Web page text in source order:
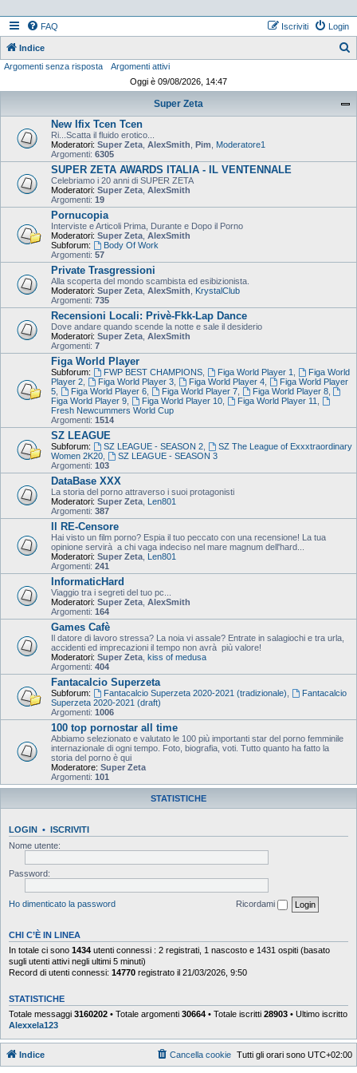
FAQ Login
Iscriviti
Indice
Argomenti senza risposta
Argomenti attivi
Oggi è 09/08/2026, 14:47
Super Zeta
New Ifix Tcen Tcen
Ri...Scatta il fluido erotico...
Moderatori: Super Zeta AlexSmith Pim
Moderatore1
Argomenti: 6305
SUPER ZETA AWARDS ITALIA - IL VENTENNALE
Celebriamo i 20 anni di SUPER ZETA
Moderatori: Super Zeta AlexSmith
Argomenti: 19
Pornucopia
Interviste e Articoli Prima, Durante e Dopo il Porno
Moderatori: Super Zeta AlexSmith
Subforum:
Body Of Work
Argomenti: 57
Private Trasgressioni
Alla scoperta del mondo scambista ed esibizionista.
Moderatori: Super Zeta AlexSmith
KrystalClub
Argomenti: 735
Recensioni Locali: Privè-Fkk-Lap Dance
Dove andare quando scende la notte e sale il desiderio
Moderatori: Super Zeta AlexSmith
Argomenti: 7
Figa World Player
Subforum: FWP BEST CHAMPIONS, Figa World Player 1
Figa World
Player 2
Figa World Player 3, Figa World Player 4,
Figa World Player
5
Figa World Player 6, Figa World Player 7, Figa World Player 8,
Figa World Player 9
Figa World Player 10, Figa World Player 11
Fresh Newcummers World Cup
Argomenti: 1514
SZ LEAGUE
Subforum: SZ LEAGUE - SEASON 2,
SZ The League of Exxxtraordinary
Women 2K20
SZ LEAGUE - SEASON 3
Argomenti: 103
DataBase XXX
La storia del porno attraverso i suoi protagonisti
Moderatori: Super Zeta Len801
Argomenti: 387
Il RE-Censore
Hai visto un film porno? Espia il tuo peccato con una recensione! La tua
opinione servirà a chi vaga indeciso nel mare magnum dell'hard...
Moderatori: Super Zeta Len801
Argomenti: 241
InformaticHard
Viaggio tra i segreti del tuo pc...
Moderatori: Super Zeta AlexSmith
Argomenti: 164
Games Cafè
Il datore di lavoro stressa? La noia vi assale? Entrate in salagiochi e tra urla,
accidenti ed imprecazioni il tempo non avrà più valore!
Moderatori: Super Zeta kiss of medusa
Argomenti: 404
Fantacalcio Superzeta
Subforum: Fantacalcio Superzeta 2020-2021 (tradizionale)
Fantacalcio
Superzeta 2020-2021 (draft)
Argomenti: 1006
100 top pornostar all time
Abbiamo selezionato e valutato le 100 più importanti star del porno femminile
internazionale di ogni tempo. Foto, biografia, voti. Tutto quanto ha fatto la
storia del porno è qui
Moderatore: Super Zeta
Argomenti: 101
STATISTICHE
LOGIN • ISCRIVITI
Nome utente:
Password:
Ho dimenticato la password Ricordami
CHI C’È IN LINEA
In totale ci sono 1434 utenti connessi : 2 registrati, 1 nascosto e 1431 ospiti (basato
sugli utenti attivi negli ultimi 5 minuti)
Record di utenti connessi: 14770 registrato il 21/03/2026, 9:50
STATISTICHE
Totale messaggi 3160202 • Totale argomenti 30664 • Totale iscritti 28903 • Ultimo iscritto
Alexxela123
Indice Tutti gli orari sono UTC+02:00
Cancella cookie